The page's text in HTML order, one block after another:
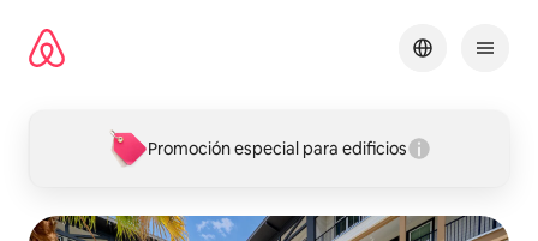
contenido
Promoción especial para edificios